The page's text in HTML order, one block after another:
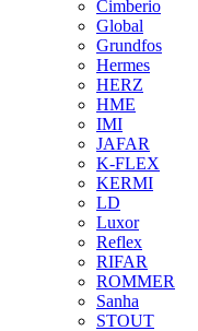
Cimberio
Global
Grundfos
Hermes
HERZ
HME
IMI
JAFAR
K-FLEX
KERMI
LD
Luxor
Reflex
RIFAR
ROMMER
Sanha
STOUT